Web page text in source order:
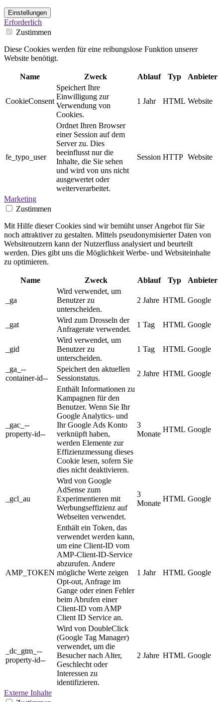
Einstellungen
Erforderlich
Zustimmen
Diese Cookies werden für eine reibungslose Funktion unserer
Website benötigt.
Name Zweck Ablauf Typ Anbieter
CookieConsent
Speichert Ihre
Einwilligung zur
Verwendung von
Cookies.
1 Jahr HTML Website
fe_typo_user
Ordnet Ihren Browser
einer Session auf dem
Server zu. Dies
beeinflusst nur die
Inhalte, die Sie sehen
und wird von uns nicht
ausgewertet oder
weiterverarbeitet.
Session HTTP Website
Marketing
Zustimmen
Mit Hilfe dieser Cookies sind wir bemüht unser Angebot für Sie
noch attraktiver zu gestalten. Mittels pseudonymisierter Daten von
Websitenutzern kann der Nutzerfluss analysiert und beurteilt
werden. Dies gibt uns die Möglichkeit Werbe- und Websiteinhalte
zu optimieren.
Name Zweck Ablauf Typ Anbieter
_ga
Wird verwendet, um
Benutzer zu
unterscheiden.
2 Jahre HTML Google
_gat
Wird zum Drosseln der
Anfragerate verwendet.
1 Tag HTML Google
_gid
Wird verwendet, um
Benutzer zu
unterscheiden.
1 Tag HTML Google
_ga_--
container-id--
Speichert den aktuellen
Sessionstatus.
2 Jahre HTML Google
_gac_--
property-id--
Enthält Informationen zu
Kampagnen für den
Benutzer. Wenn Sie Ihr
Google Analytics- und
Ihr Google Ads Konto
verknüpft haben,
werden Elemente zur
Effizienzmessung dieses
Cookie lesen, sofern Sie
dies nicht deaktivieren.
3
Monate
HTML Google
_gcl_au
Wird von Google
AdSense zum
Experimentieren mit
Werbungseffizienz auf
Webseiten verwendet.
3
Monate
HTML Google
AMP_TOKEN
Enthält ein Token, das
verwendet werden kann,
um eine Client-ID vom
AMP-Client-ID-Service
abzurufen. Andere
mögliche Werte zeigen
Opt-out, Anfrage im
Gange oder einen Fehler
beim Abrufen einer
Client-ID vom AMP
Client ID Service an.
1 Jahr HTML Google
_dc_gtm_--
property-id--
Wird von DoubleClick
(Google Tag Manager)
verwendet, um die
Besucher nach Alter,
Geschlecht oder
Interessen zu
identifizieren.
2 Jahre HTML Google
Externe Inhalte